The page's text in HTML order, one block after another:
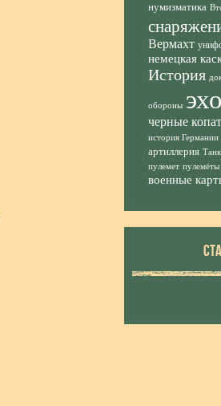
нумизматика
Вермахт
немецкая
История
обороны
черные
история Германии
артиллерия
пулемет пулемёты
военные